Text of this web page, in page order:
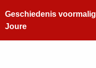
Geschiedenis voormalig
Joure